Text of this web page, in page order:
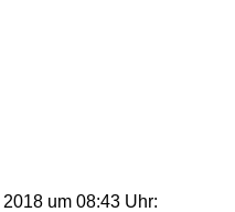
um 08:43 Uhr: